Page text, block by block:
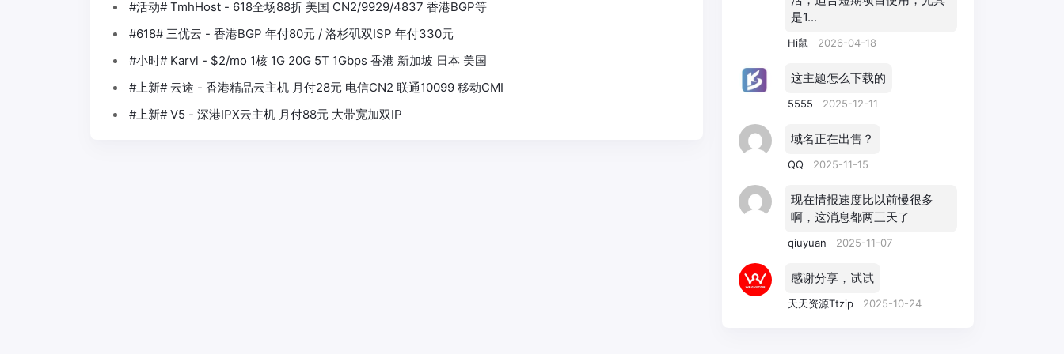
#活动# TmhHost - 618全场88折 美国 CN2/9929/4837 香港BGP等
#618# 三优云 - 香港BGP 年付80元 / 洛杉矶双ISP 年付330元
#小时# Karvl - $2/mo 1核 1G 20G 5T 1Gbps 香港 新加坡 日本 美国
#上新# 云途 - 香港精品云主机 月付28元 电信CN2 联通10099 移动CMI
#上新# V5 - 深港IPX云主机 月付88元 大带宽加双IP
是1...
Hi鼠 2026-04-18
这主题怎么下载的
5555 2025-12-11
域名正在出售？
QQ 2025-11-15
现在情报速度比以前慢很多
啊，这消息都两三天了
qiuyuan 2025-11-07
感谢分享，试试
天天资源Ttzip 2025-10-24